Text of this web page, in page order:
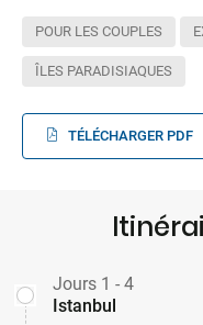
POUR LES COUPLES
ÎLES PARADISIAQUES
TÉLÉCHARGER PDF
Jours 1 - 4
Istanbul